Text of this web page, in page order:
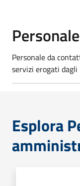
Personale da
servizi erogati
Esplora